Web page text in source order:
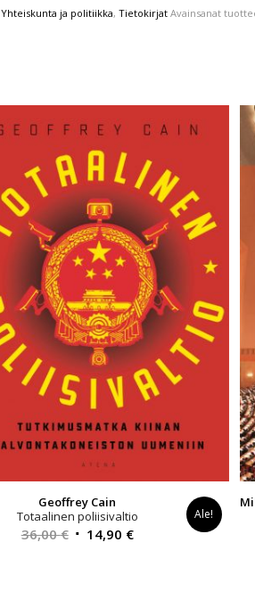
Yhteiskunta ja politiikka, Tietokirjat Avainsanat
Geoffrey Cain
Totaalinen poliisivaltio
36,00€ Alkuperäinen
14,90 €Nykyinen
Ale!